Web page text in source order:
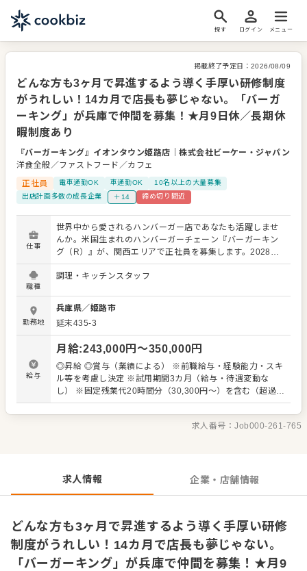
探す ログイン メニュー
掲載終了予定日： 2026/08/09
どんな方も3ヶ月で昇進するよう導く手厚い研修制度
がうれしい！14カ月で店長も夢じゃない。「バーガ
ーキング」が兵庫で仲間を募集！★月9日休／長期休
暇制度あり
『バーガーキング』イオンタウン姫路店 ｜株式会社ビーケー・ジャパン
洋食全般／ファストフード／カフェ
正社員
電車通勤OK 車通勤OK
10名以上の大量募集
出店計画多数の成長企業
＋14 締め切り間近
仕事
世界中から愛されるハンバーガー店であなたも活躍しませ
んか。米国生まれのハンバーガーチェーン『バーガーキン
グ（R）』が、関西エリアで正社員を募集します。2028年
に国内600店をめざしており、現在、積極的に出店中。だ
からこそ、早期にキャリアアップできるのが大きな魅力で
大手チェーン店で働いたことがある方なら、即戦力として
採用します。もちろんアルバイト経験もOK。これまでバイ
トで培ってきたお客様への誠実な接客経験を活かして、
『バーガーキング（R）』でさらにご成長ください。まじめ
にコツコツと業務に向き合って下さる方は伸びしろ大！そ
んな先輩がたくさんいる職場です。 ▼▼仕事内容▼▼ ◎充
実の研修制度あり 入社後は、研修店舗で45日間の導入研修
を実施。実践を交えながら、ハンバーガーの作り方やオー
べるので、配属されてからスムーズに慣れていただけるは
ずです。未経験スタートの方でも安心です。 研修後、配属
ん、店舗運営支援やカスタマーサービス、本社管理部門な
どへの道も開かれています。
職種
調理・キッチンスタッフ
勤務地
兵庫県／姫路市
延末435-3
給与
月給:243,000円〜350,000円
◎昇給 ◎賞与（業績による） ※前職給与・経験能力・スキ
ル等を考慮し決定 ※試用期間3カ月（給与・待遇変動な
し） ※固定残業代20時間分（30,300円～）を含む（超過分
は1分単位にて支給） （キャリアステップごとの給与例）
◎店長までは進捗に応じて毎月昇進チャンスあり アシスタ
ントマネージャー：月給26万円～ シニアアシスタントマネ
ーシニアマネージャー：月給38.2万円～
求人番号：Job000-261-765
求人情報 企業・店舗情報
どんな方も3ヶ月で昇進するよう導く手厚い研修
制度がうれしい！14カ月で店長も夢じゃない。
「バーガーキング」が兵庫で仲間を募集！★月9